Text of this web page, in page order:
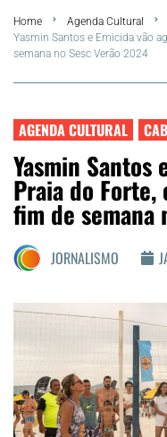
FLA Araru 2026
Araruama
Região dos Lagos
Agenda Cultural
Colunistas
Matérias Exclusivas
Home
Agenda Cultural
Yasmin Santos e Emicida vão
semana no Sesc Verão 2024
AGENDA CULTURAL
Yasmin Santos
Praia do Forte,
fim de semana
JORNALISMO